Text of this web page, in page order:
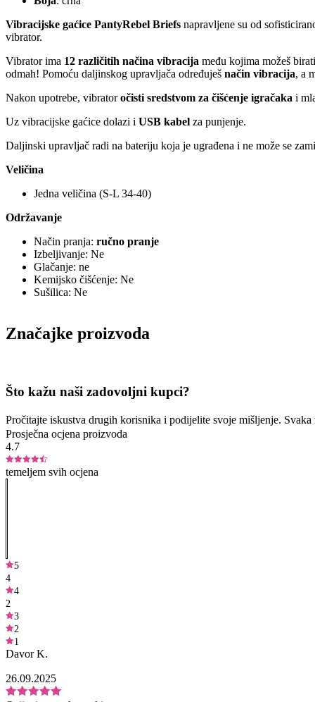
Vibracijske gaćice PantyRebel Briefs napravljene su od
vibrator.
Vibrator ima 12 različitih načina vibracija među kojima možeš
odmah! Pomoću daljinskog upravljača određuješ način vibracija, a
Nakon upotrebe, vibratoročisti sredstvom za čišćenje igračaka i
Uz vibracijske gaćice dolazi i USB kabel za punjenje.
Daljinski upravljač radi na bateriju koja je ugrađena i ne može se
Veličina
Jedna veličina (S-L 34-40)
Održavanje
Način pranja: ručno pranje
Izbeljivanje: Ne
Glačanje: ne
Kemijsko čišćenje: Ne
Sušilica: Ne
Značajke proizvoda
Što kažu naši zadovoljni kupci?
Pročitajte iskustva drugih korisnika i podijelite svoje mišljenje.
Prosječna ocjena proizvoda
4.7
temeljem svih ocjena
5
4
4
2
3
2
1
Davor K.
26.09.2025